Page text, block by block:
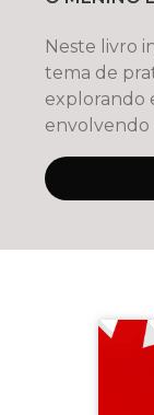
Neste livro
tema de
explorando
envolvendo